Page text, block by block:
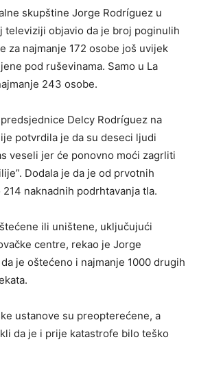
skupštine Jorge Rodríguez u
televiziji objavio da je broj poginulih
za najmanje 172 osobe još uvijek
pod ruševinama. Samo u La
243 osobe.
Delcy Rodríguez na
potvrdila je da su deseci ljudi
veseli jer će ponovno moći zagrliti
Dodala je da je od prvotnih
naknadnih podrhtavanja tla.
ili uništene, uključujući
centre, rekao je Jorge
je oštećeno i najmanje 1000 drugih
ustanove su preopterećene, a
da je i prije katastrofe bilo teško